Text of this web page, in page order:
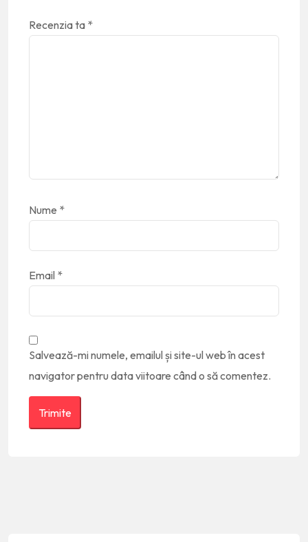
Recenzia ta *
Nume *
Email *
Salvează-mi numele, emailul și site-ul web în acest
navigator pentru data viitoare când o să comentez.